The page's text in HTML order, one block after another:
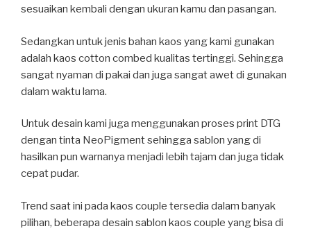
sesuaikan kembali dengan ukuran kamu dan pasangan.
Sedangkan untuk jenis bahan kaos yang kami gunakan
adalah kaos cotton combed kualitas tertinggi. Sehingga
sangat nyaman di pakai dan juga sangat awet di gunakan
dalam waktu lama.
Untuk desain kami juga menggunakan proses print DTG
dengan tinta NeoPigment sehingga sablon yang di
hasilkan pun warnanya menjadi lebih tajam dan juga tidak
cepat pudar.
Trend saat ini pada kaos couple tersedia dalam banyak
pilihan, beberapa desain sablon kaos couple yang bisa di